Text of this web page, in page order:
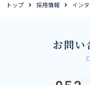
トップ 採用情報 イン
お問い